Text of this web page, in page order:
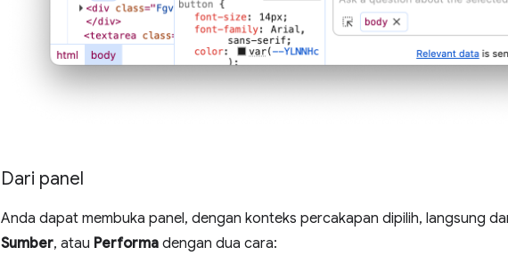
Dari panel
Anda dapat membuka panel, dengan konteks percakapan dipilih, langsung
Sumber, atau Performa dengan dua cara: